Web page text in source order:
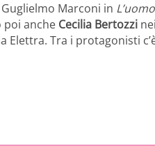
Marconi in
poi anche Cecilia Bertozzi
Elettra. Tra i protagonisti